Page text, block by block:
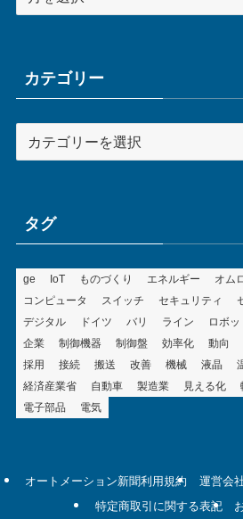
ー
ブカテゴリー
テ
ータグ
ge IoT ものづくり エネルギー オム
コンピュータ
スイッチ セキュリティ
デジタル
ドイツ バリ ライン ロボッ
企業
制御機器 制御盤 効率化 動向
採用
接続 搬送 改善 機械 液晶
経済産業省
自動車 製造業 見える化
電子部品
電気
オートメーション新聞利用規約
運営会
特定商取引に関する表記